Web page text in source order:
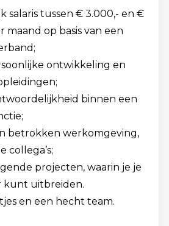
salaris tussen € 3.000,- en €
maand op basis van een
ontwikkeling en
binnen een
betrokken werkomgeving,
collega’s;
projecten, waarin je je
kunt uitbreiden.
en een hecht team.